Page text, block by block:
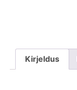
Kirjeldus